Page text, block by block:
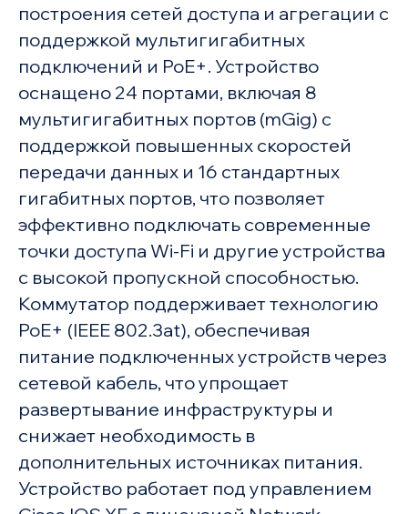
построения сетей доступа и агрегации с
поддержкой мультигигабитных
подключений и PoE+. Устройство
оснащено 24 портами, включая 8
мультигигабитных портов (mGig) с
поддержкой повышенных скоростей
передачи данных и 16 стандартных
гигабитных портов, что позволяет
эффективно подключать современные
точки доступа Wi-Fi и другие устройства
с высокой пропускной способностью.
Коммутатор поддерживает технологию
PoE+ (IEEE 802.3at), обеспечивая
питание подключенных устройств через
сетевой кабель, что упрощает
развертывание инфраструктуры и
снижает необходимость в
дополнительных источниках питания.
Устройство работает под управлением